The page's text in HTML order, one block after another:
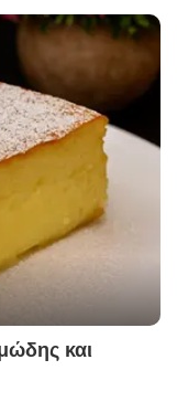
και